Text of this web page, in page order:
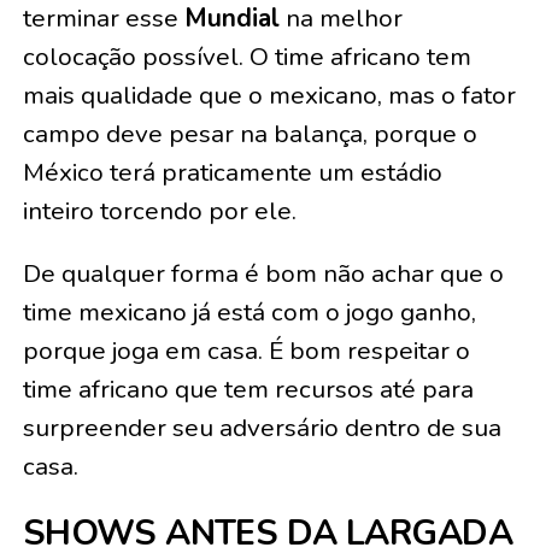
terminar esse Mundialna melhor
colocação possível. O time africano tem
mais qualidade que o mexicano, mas o fator
campo deve pesar na balança, porque o
México terá praticamente um estádio
inteiro torcendo por ele.
De qualquer forma é bom não achar que o
time mexicano já está com o jogo ganho,
porque joga em casa. É bom respeitar o
time africano que tem recursos até para
surpreender seu adversário dentro de sua
casa.
SHOWS ANTES DA LARGADA